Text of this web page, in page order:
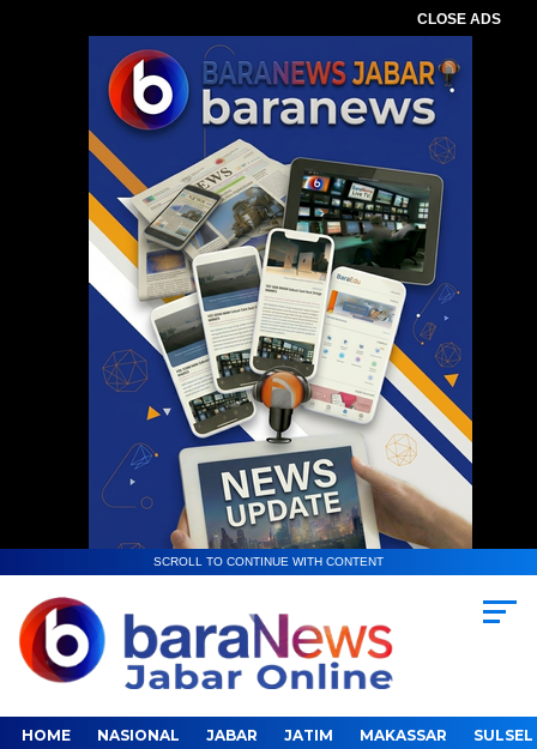
CLOSE ADS
SCROLL TO CONTINUE WITH CONTENT
HOME NASIONAL JABAR JATIM MAKASSAR SULSEL